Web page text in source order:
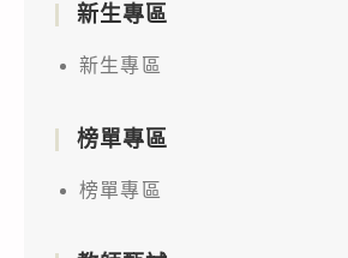
新生專區
新生專區
榜單專區
榜單專區